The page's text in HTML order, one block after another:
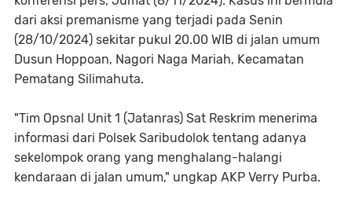
dari aksi premanisme yang terjadi pada Senin
(28/10/2024) sekitar pukul 20.00 WIB di jalan umum
Dusun Hoppoan, Nagori Naga Mariah, Kecamatan
Pematang Silimahuta.
"Tim Opsnal Unit 1 (Jatanras) Sat Reskrim menerima
informasi dari Polsek Saribudolok tentang adanya
sekelompok orang yang menghalang-halangi
kendaraan di jalan umum," ungkap AKP Verry Purba.